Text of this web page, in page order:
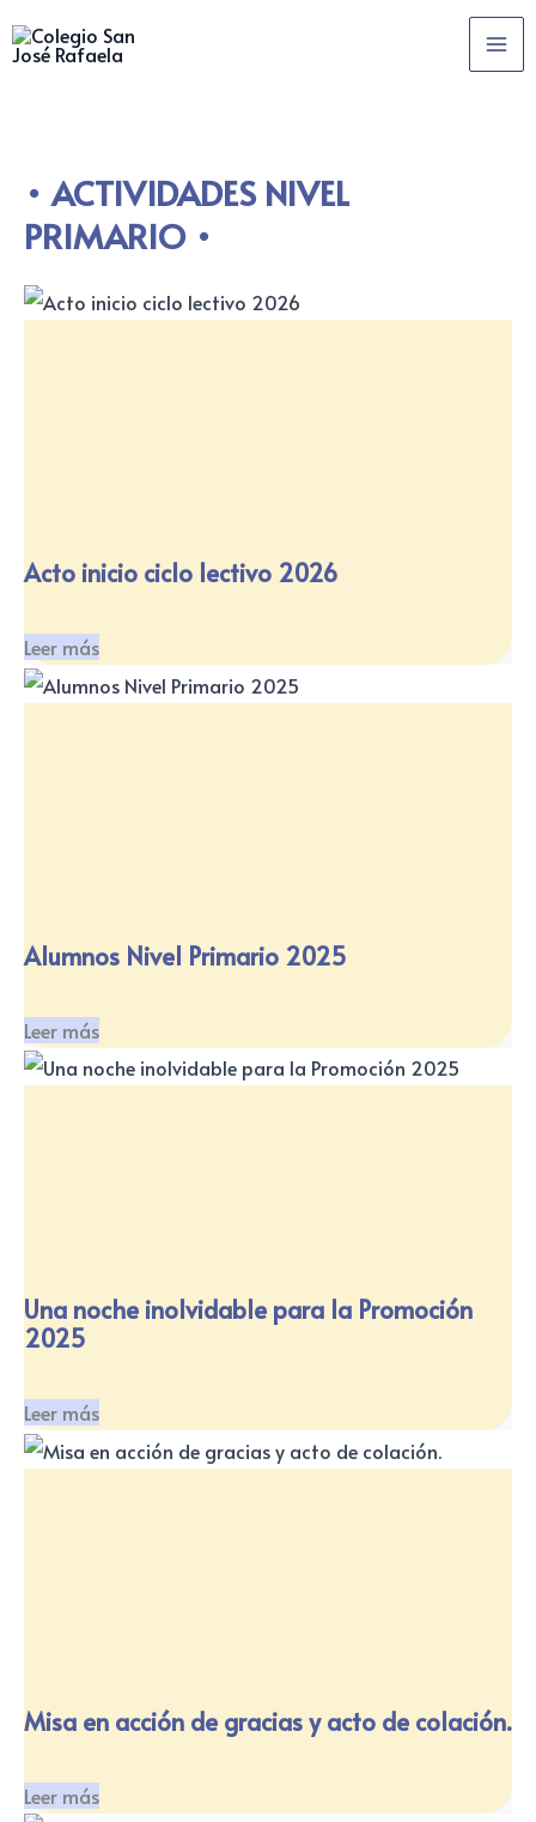
al
ACTIVIDADES NIVEL
PRIMARIO
Acto inicio ciclo lectivo 2026
Leer más
Alumnos Nivel Primario 2025
Leer más
Una noche inolvidable para la Promoción
2025
Leer más
Misa en acción de gracias y acto de colación.
Leer más